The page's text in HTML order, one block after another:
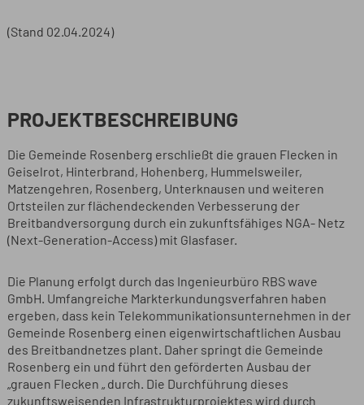
(Stand 02.04.2024)
PROJEKTBESCHREIBUNG
Die Gemeinde Rosenberg erschließt die grauen Flecken in
Geiselrot, Hinterbrand, Hohenberg, Hummelsweiler,
Matzengehren, Rosenberg, Unterknausen und weiteren
Ortsteilen zur flächendeckenden Verbesserung der
Breitbandversorgung durch ein zukunftsfähiges NGA- Netz
(Next-Generation-Access) mit Glasfaser.
Die Planung erfolgt durch das Ingenieurbüro RBS wave
GmbH. Umfangreiche Markterkundungsverfahren haben
ergeben, dass kein Telekommunikationsunternehmen in der
Gemeinde Rosenberg einen eigenwirtschaftlichen Ausbau
des Breitbandnetzes plant. Daher springt die Gemeinde
Rosenberg ein und führt den geförderten Ausbau der
„grauen Flecken „ durch. Die Durchführung dieses
zukunftsweisenden Infrastrukturprojektes wird durch